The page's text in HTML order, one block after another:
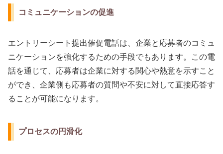
コミュニケーションの促進
エントリーシート提出催促電話は、企業と応募者のコミュ
ニケーションを強化するための手段でもあります。この電
話を通じて、応募者は企業に対する関心や熱意を示すこと
ができ、企業側も応募者の質問や不安に対して直接応答す
ることが可能になります。
プロセスの円滑化